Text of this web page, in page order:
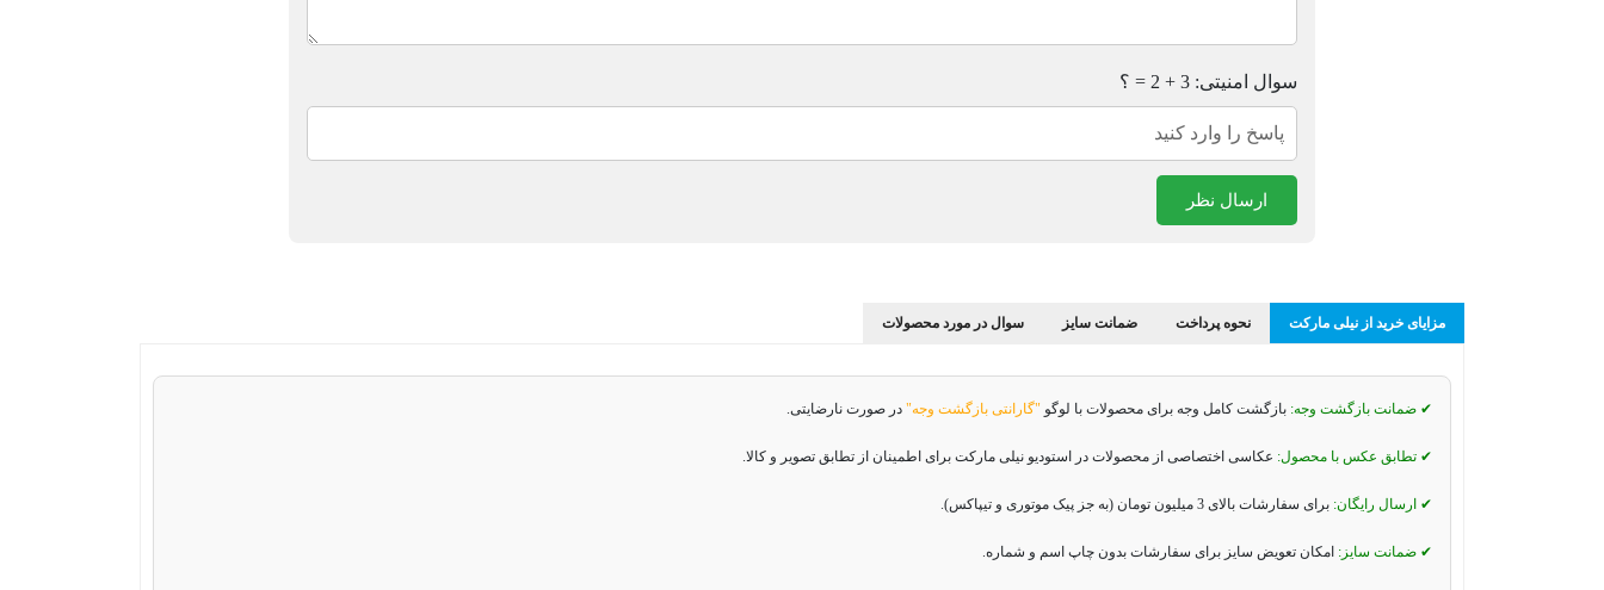
سوال امنیتی: 3 + 2 = ؟
ارسال نظر
مزایای خرید از نیلی مارکت نحوه پرداخت ضمانت سایز سوال در مورد محصولات
✔ ضمانت بازگشت وجه: بازگشت کامل وجه برای محصولات با لوگو "گارانتی بازگشت وجه" در صورت نارضایتی.
✔ تطابق عکس با محصول: عکاسی اختصاصی از محصولات در استودیو نیلی مارکت برای اطمینان از تطابق تصویر و کالا.
✔ ارسال رایگان: برای سفارشات بالای 3 میلیون تومان (به جز پیک موتوری و تیپاکس).
✔ ضمانت سایز: امکان تعویض سایز برای سفارشات بدون چاپ اسم و شماره.